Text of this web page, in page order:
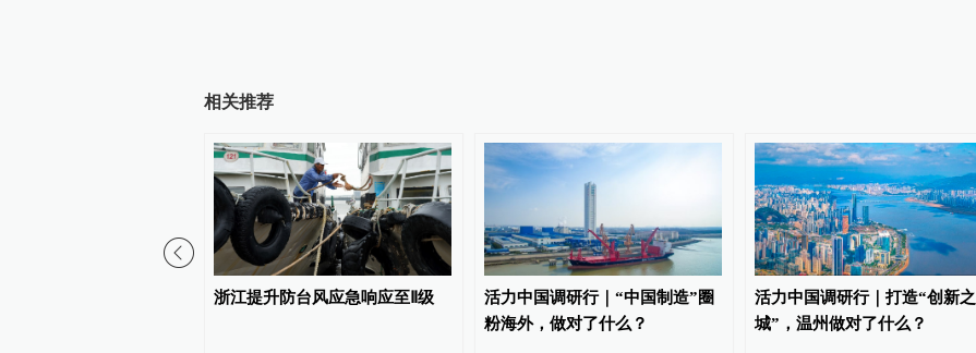
相关推荐
浙江提升防台风应急响应至Ⅱ级
活力中国调研行｜“中国制造”圈
粉海外，做对了什么？
活力中国调研行｜打造“创新之
城”，温州做对了什么？